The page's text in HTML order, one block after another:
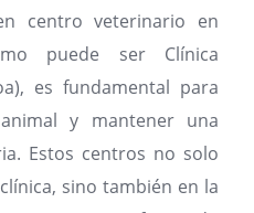
centro veterinario en
puede ser Clínica
es fundamental para
y mantener una
Estos centros no solo
sino también en la